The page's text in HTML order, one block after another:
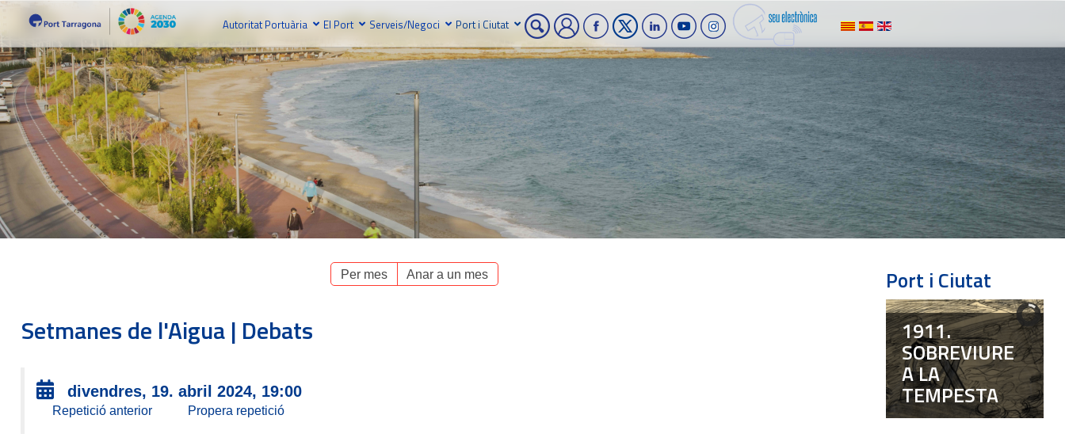
Autoritat Portuària El Port Serveis/Negoci Port i Ciutat
Per mes Anar a un mes
Setmanes de l'Aigua | Debats
divendres, 19. abril 2024, 19:00
Repetició anterior Propera repetició
Port i Ciutat
1911.
SOBREVIURE
A LA
TEMPESTA